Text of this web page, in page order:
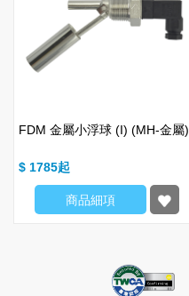
FDM 金屬小浮球 (I) (MH-金屬)
$ 1785
商品細項